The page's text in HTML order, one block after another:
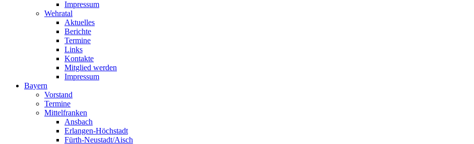
Impressum
Wehratal
Aktuelles
Berichte
Termine
Links
Kontakte
Mitglied werden
Impressum
Bayern
Vorstand
Termine
Mittelfranken
Ansbach
Erlangen-Höchstadt
Fürth-Neustadt/Aisch